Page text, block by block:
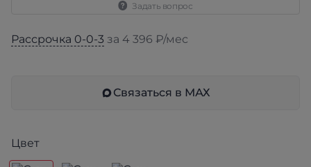
Задать вопрос
Рассрочка 0-0-3 за 4 396 ₽/мес
Связаться в МАХ
Цвет